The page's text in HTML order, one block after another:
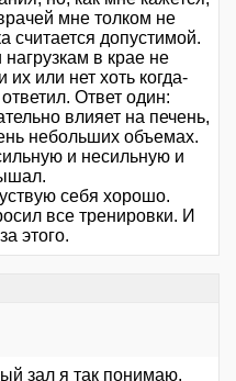
мне толком не
считается допустимой.
в крае не
или нет хоть когда-
Ответ один:
влияет на печень,
небольших объемах.
и несильную и
себя хорошо.
все тренировки. И
этого.
зал я так понимаю,